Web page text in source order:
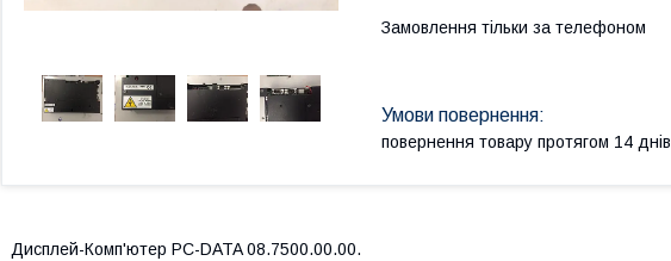
Замовлення тільки за телефоном
повернення товару протягом 14 днів
Дисплей-Комп'ютер PC-DATA 08.7500.00.00.